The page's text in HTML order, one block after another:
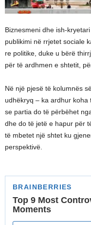
Biznesmeni dhe ish-
publikimi në rrjetet sociale
re politike, duke u bërë
për të ardhmen e shtetit,
Në një pjesë të kolumnës
udhëkryq – ka ardhur koha
se partia do të përbëhet
dhe do të jetë e hapur për
të mbetet një shtet ku
perspektivë.